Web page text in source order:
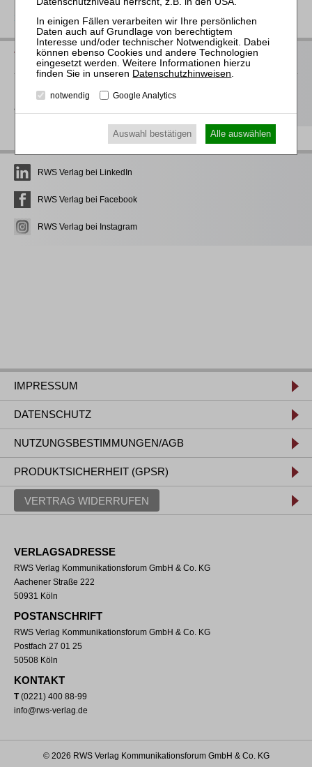
zurück
Vorschau auf die neuen Bücher 2026
finden Sie unsere Buchvorschau für das 2. Halbjahr 2026
als Download
RWS Verlag bei LinkedIn
RWS Verlag bei Facebook
RWS Verlag bei Instagram
IMPRESSUM
DATENSCHUTZ
NUTZUNGSBESTIMMUNGEN/AGB
PRODUKTSICHERHEIT (GPSR)
VERTRAG WIDERRUFEN
VERLAGSADRESSE
RWS Verlag Kommunikationsforum GmbH & Co. KG
Aachener Straße 222
50931 Köln
POSTANSCHRIFT
RWS Verlag Kommunikationsforum GmbH & Co. KG
Postfach 27 01 25
50508 Köln
KONTAKT
T(0221) 400 88-99
info@rws-verlag.de
© 2026 RWS Verlag Kommunikationsforum GmbH & Co. KG
Datenschutzhinweisen.
notwendig Google Analytics
Auswahl bestätigen Alle auswählen